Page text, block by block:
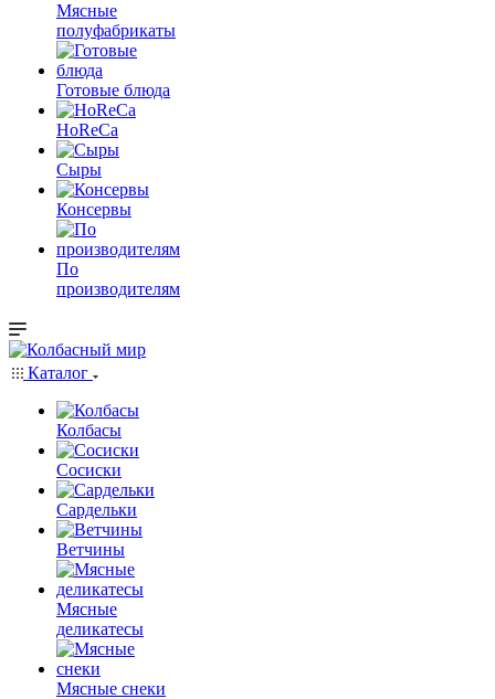
Мясные
полуфабрикаты
Готовые блюда
HoReCa
Сыры
Консервы
По
производителям
Каталог
Колбасы
Сосиски
Сардельки
Ветчины
Мясные
деликатесы
Мясные снеки